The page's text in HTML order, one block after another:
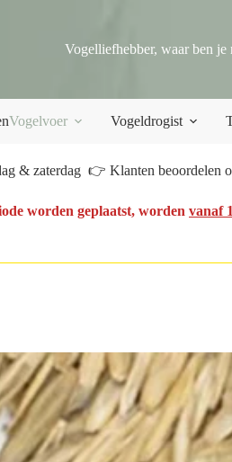
Vogelliefhebber, waar ben je
Vogelvoer Vogeldrogist
& zaterdag 👉 Klanten beoordelen
worden geplaatst, worden vanaf